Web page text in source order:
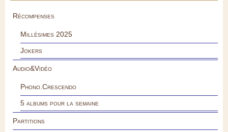
Récompenses
Millésimes 2025
Jokers
Audio&Vidéo
Phono.Crescendo
5 albums pour la semaine
Partitions